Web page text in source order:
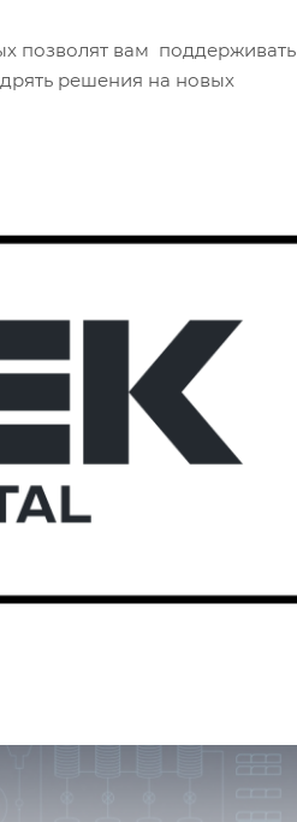
позволят вам поддерживать
решения на новых